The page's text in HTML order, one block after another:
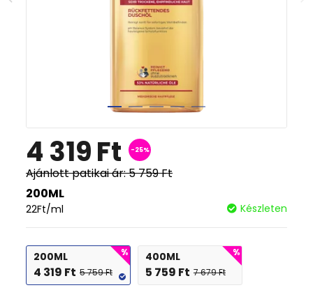
4 319Ft -25%
Ajánlott patikai ár:5 759Ft
200ML
22Ft/ml Készleten
200ML
4 319 Ft 5 759Ft
400ML
5 759 Ft 7 679Ft